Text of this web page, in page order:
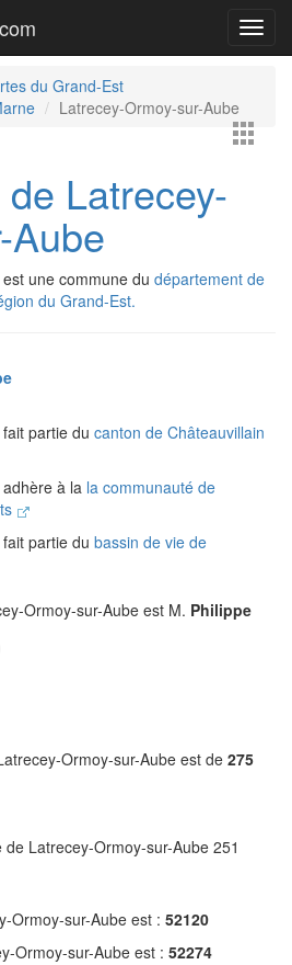
du Grand-Est
Latrecey-Ormoy-sur-Aube
Latrecey-
Aube
une commune du département de
du Grand-Est.
partie du canton de Châteauvillain
à la la communauté de
partie du bassin de vie de
Ormoy-sur-Aube est M. Philippe
Ormoy-sur-Aube est de 275
Latrecey-Ormoy-sur-Aube 251
Ormoy-sur-Aube est : 52120
Ormoy-sur-Aube est : 52274